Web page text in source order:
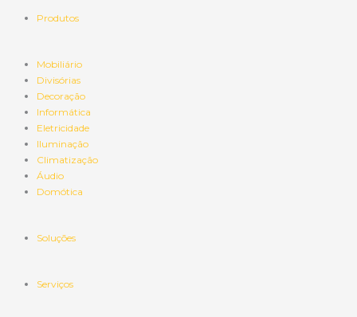
Produtos
Mobiliário
Divisórias
Decoração
Informática
Eletricidade
Iluminação
Climatização
Áudio
Domótica
Soluções
Serviços